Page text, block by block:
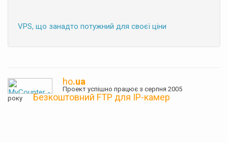
VPS, що занадто потужний для своєї ціни
ho.ua
Проект успішно працює з серпня 2005
року Безкоштовний FTP для IP-камер